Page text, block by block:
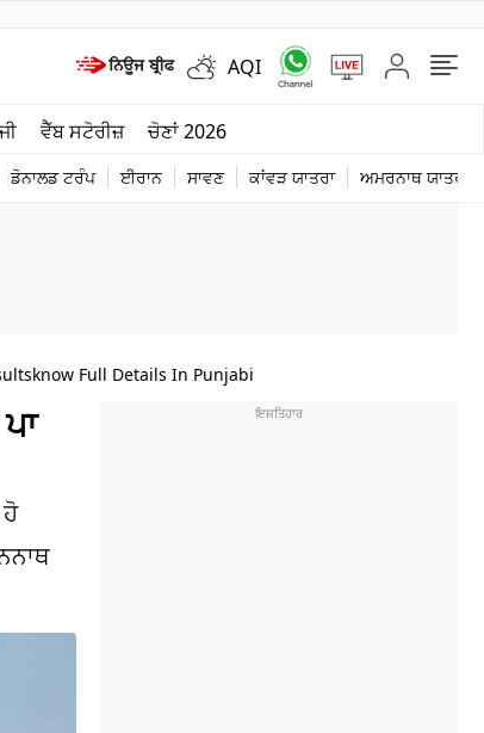
AQI
ਵੈੱਬ ਸਟੋਰੀਜ਼ ਚੋਣਾਂ 2026
ਡੋਨਾਲਡ ਟਰੰਪ ਈਰਾਨ ਸਾਵਣ ਕਾਂਵੜ ਯਾਤਰਾ ਅਮਰਨਾਥ ਯਾਤਰਾ
ਦੁਨੀਆ
Full Details In Punjabi